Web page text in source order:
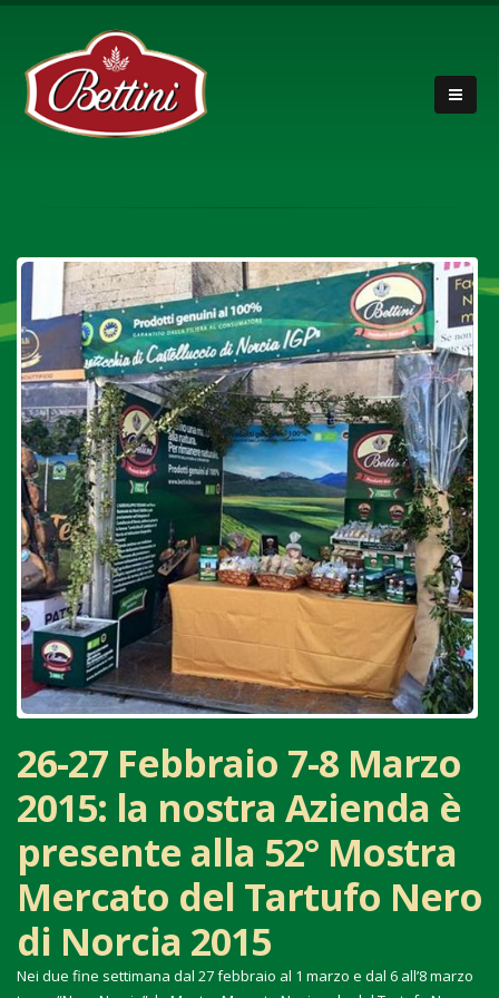
26-27 Febbraio 7-8 Marzo
2015: la nostra Azienda è
presente alla 52° Mostra
Mercato del Tartufo Nero
di Norcia 2015
Nei due fine settimana dal 27 febbraio al 1 marzo e dal 6 all’8 marzo